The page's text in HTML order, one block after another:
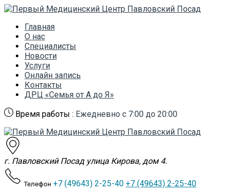
Главная
О нас
Специалисты
Новости
Услуги
Онлайн запись
Контакты
ДРЦ «Семья от А до Я»
Время работы : Ежедневно с 7:00 до 20:00
г. Павловский Посад улица Кирова, дом 4.
Телефон +7 (49643) 2-25-40 +7 (49643) 2-25-40